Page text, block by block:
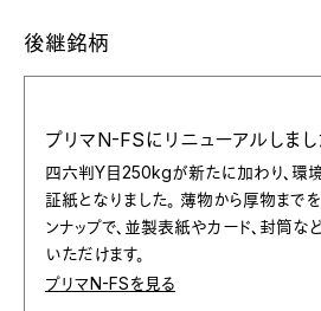
後継銘柄
プリマN-FSにリニューアルしまし
四六判Y目250kgが新たに加わり、環
証紙となりました。 薄物から厚物まで
ンナップで、並製表紙やカード、封筒
いただけます。
プリマN-FSを見る